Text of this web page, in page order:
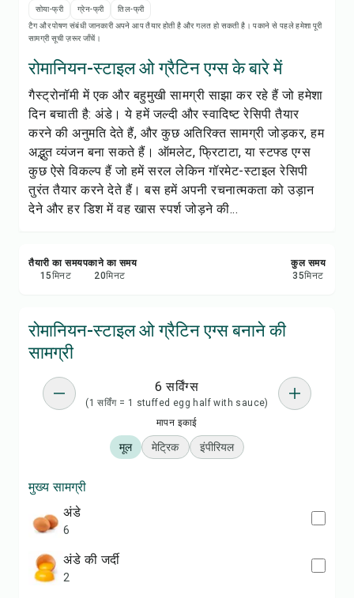
सेव करें
शेयर करें
रिपोर्ट करें
सोया-फ्री ग्रेन-फ्री
तिल-फ्री
टैग और पोषण संबंधी जानकारी अपने आप तैयार होती है और गलत हो सकती है। पकाने से पहले हमेशा पूरी
सामग्री सूची ज़रूर जाँचें।
रोमानियन-स्टाइल ओ ग्रैटिन एग्स के बारे में
गैस्ट्रोनॉमी में एक और बहुमुखी सामग्री साझा कर रहे हैं जो हमेशा
दिन बचाती है: अंडे। ये हमें जल्दी और स्वादिष्ट रेसिपी तैयार
करने की अनुमति देते हैं, और कुछ अतिरिक्त सामग्री जोड़कर, हम
अद्भुत व्यंजन बना सकते हैं। ऑमलेट, फ्रिटाटा, या स्टफ्ड एग्स
कुछ ऐसे विकल्प हैं जो हमें सरल लेकिन गॉरमेट-स्टाइल रेसिपी
तुरंत तैयार करने देते हैं। बस हमें अपनी रचनात्मकता को उड़ान
देने और हर डिश में वह खास स्पर्श जोड़ने की...
तैयारी का समय
15मिनट
पकाने का समय
20मिनट
कुल समय
35मिनट
रोमानियन-स्टाइल ओ ग्रैटिन एग्स बनाने की
सामग्री
6 सर्विंग्स
(1 सर्विंग = 1 stuffed egg half with sauce)
मापन इकाई
मूल मेट्रिक इंपीरियल
मुख्य सामग्री
अंडे
6
अंडे की जर्दी
2